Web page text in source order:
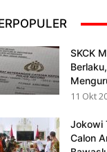
SKCK
11 Okt
Jokowi
Calon